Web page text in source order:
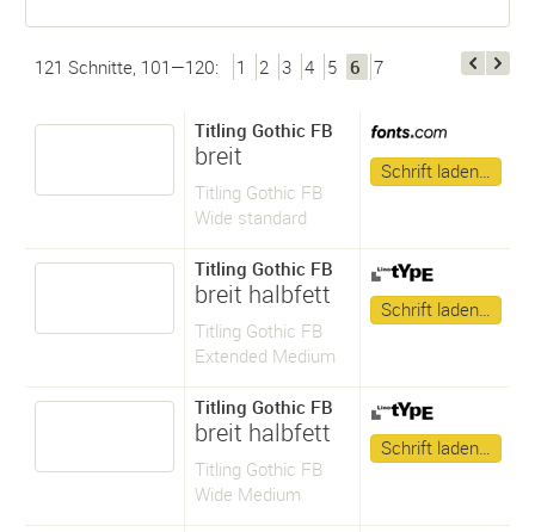
121 Schnitte, 101—120: 1 2 3 4 5 6 7
Titling Gothic FB
breit
Titling Gothic FB
Wide standard
Schrift laden…
Titling Gothic FB
breit halbfett
Titling Gothic FB
Extended Medium
Schrift laden…
Titling Gothic FB
breit halbfett
Titling Gothic FB
Wide Medium
Schrift laden…